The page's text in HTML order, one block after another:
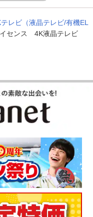
レビ（液晶テレビ/有機EL
センス 4K液晶テレビ